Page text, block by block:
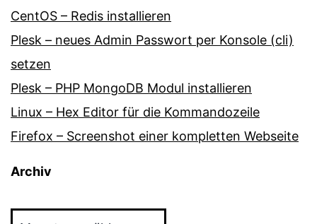
CentOS – Redis installieren
Plesk – neues Admin Passwort per Konsole (cli)
setzen
Plesk – PHP MongoDB Modul installieren
Linux – Hex Editor für die Kommandozeile
Firefox – Screenshot einer kompletten Webseite
Archiv